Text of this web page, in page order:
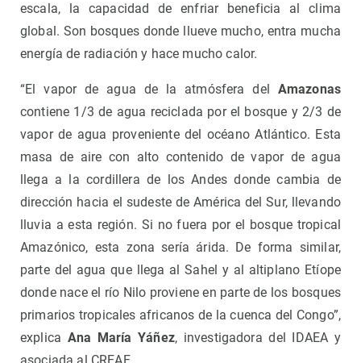
escala, la capacidad de enfriar beneficia al clima
global. Son bosques donde llueve mucho, entra mucha
energía de radiación y hace mucho calor.
“El vapor de agua de la atmósfera del Amazonas
contiene 1/3 de agua reciclada por el bosque y 2/3 de
vapor de agua proveniente del océano Atlántico. Esta
masa de aire con alto contenido de vapor de agua
llega a la cordillera de los Andes donde cambia de
dirección hacia el sudeste de América del Sur, llevando
lluvia a esta región. Si no fuera por el bosque tropical
Amazónico, esta zona sería árida. De forma similar,
parte del agua que llega al Sahel y al altiplano Etíope
donde nace el río Nilo proviene en parte de los bosques
primarios tropicales africanos de la cuenca del Congo”,
explica Ana María Yáñez, investigadora del IDAEA y